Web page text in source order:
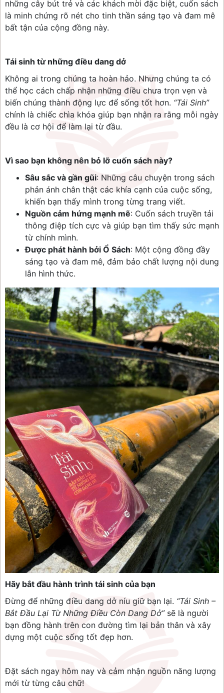
những cây bút trẻ và các khách mời đặc biệt, cuốn sách
là minh chứng rõ nét cho tinh thần sáng tạo và đam mê
bất tận của cộng đồng này.
Tái sinh từ những điều dang dở
Không ai trong chúng ta hoàn hảo. Nhưng chúng ta có
thể học cách chấp nhận những điều chưa trọn vẹn và
biến chúng thành động lực để sống tốt hơn. “Tái Sinh”
chính là chiếc chìa khóa giúp bạn nhận ra rằng mỗi ngày
đều là cơ hội để làm lại từ đầu.
Vì sao bạn không nên bỏ lỡ cuốn sách này?
Sâu sắc và gần gũi: Những câu chuyện trong sách
phản ánh chân thật các khía cạnh của cuộc sống,
khiến bạn thấy mình trong từng trang viết.
Nguồn cảm hứng mạnh mẽ: Cuốn sách truyền tải
thông điệp tích cực và giúp bạn tìm thấy sức mạnh
từ chính mình.
Được phát hành bởi Ổ Sách: Một cộng đồng đầy
sáng tạo và đam mê, đảm bảo chất lượng nội dung
lẫn hình thức.
Hãy bắt đầu hành trình tái sinh của bạn
Đừng để những điều dang dở níu giữ bạn lại. “Tái Sinh –
Bắt Đầu Lại Từ Những Điều Còn Dang Dở”sẽ là người
bạn đồng hành trên con đường tìm lại bản thân và xây
dựng một cuộc sống tốt đẹp hơn.
Đặt sách ngay hôm nay và cảm nhận nguồn năng lượng
mới từ từng câu chữ!